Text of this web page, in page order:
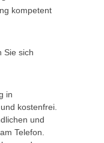
kompetent
Sie sich
in
kostenfrei.
und
Telefon.